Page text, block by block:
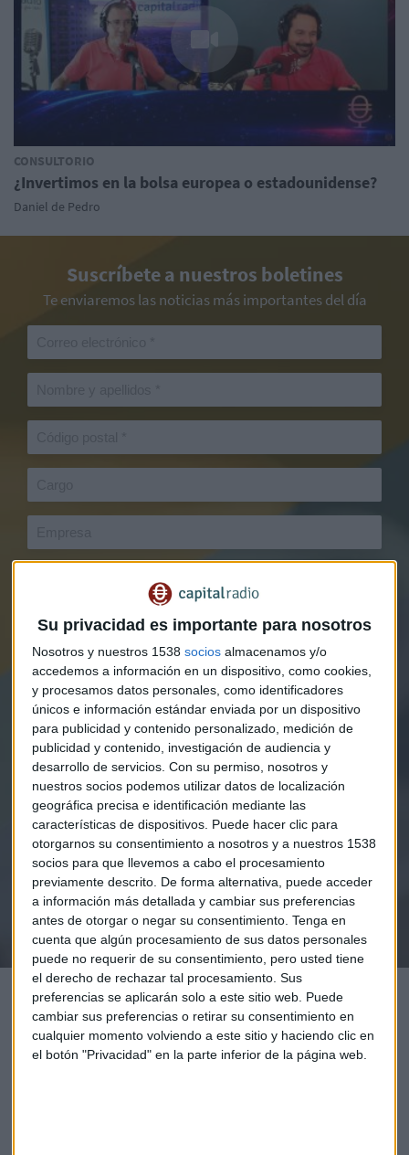
Su privacidad es importante para nosotros
Nosotros y nuestros 1538 socios almacenamos y/o
accedemos a información en un dispositivo, como cookies,
y procesamos datos personales, como identificadores
únicos e información estándar enviada por un dispositivo
para publicidad y contenido personalizado, medición de
publicidad y contenido, investigación de audiencia y
desarrollo de servicios. Con su permiso, nosotros y
nuestros socios podemos utilizar datos de localización
geográfica precisa e identificación mediante las
características de dispositivos. Puede hacer clic para
otorgarnos su consentimiento a nosotros y a nuestros 1538
socios para que llevemos a cabo el procesamiento
previamente descrito. De forma alternativa, puede acceder
a información más detallada y cambiar sus preferencias
antes de otorgar o negar su consentimiento. Tenga en
cuenta que algún procesamiento de sus datos personales
puede no requerir de su consentimiento, pero usted tiene
el derecho de rechazar tal procesamiento. Sus
preferencias se aplicarán solo a este sitio web. Puede
cambiar sus preferencias o retirar su consentimiento en
cualquier momento volviendo a este sitio y haciendo clic en
el botón "Privacidad" en la parte inferior de la página web.
CONSULTORIO
¿Invertimos en la bolsa europea o estadounidense?
Daniel de Pedro
Suscríbete a nuestros boletines
Te enviaremos las noticias más importantes del día
Elige los boletines a los que suscribirte*
Apertura
La Magia de la Publicidad
Claves ESG
Acepto la política de privacidad
¡Suscribirme!